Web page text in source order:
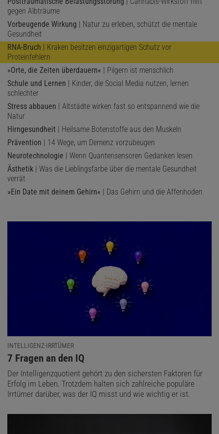
gegen Albträume
Vorbeugende Wirkung | Natur zu erleben, schützt die mentale
Gesundheit
RNA-Bruch | Kraken besitzen einzigartigen Schutz vor
Proteinfehlern
»Orte, die Zeiten überdauern« | Pilgern ist menschlich
Schule und Lernen | Kinder, die Social Media nutzen, lernen
schlechter
Stress abbauen | Altstädte wirken fast so entspannend wie die
Natur
Hirngesundheit | Heilsame Botenstoffe aus den Muskeln
Prävention | 14 Wege, um Demenz vorzubeugen
Neurotechnologie | Wenn Quantensensoren Gedanken lesen
Ästhetik | Was die Lieblingsfarbe über die mentale Gesundheit
verrät
»Ein Date mit deinem Gehirn« | Das Gehirn und die Affenhoden
INTELLIGENZ-IRRTÜMER
:
7 Fragen an den IQ
Der Intelligenzquotient gehört zu den sichersten Faktoren für
Erfolg im Leben. Trotzdem halten sich zahlreiche populäre
Irrtümer darüber, was der IQ misst und wie wichtig er ist.